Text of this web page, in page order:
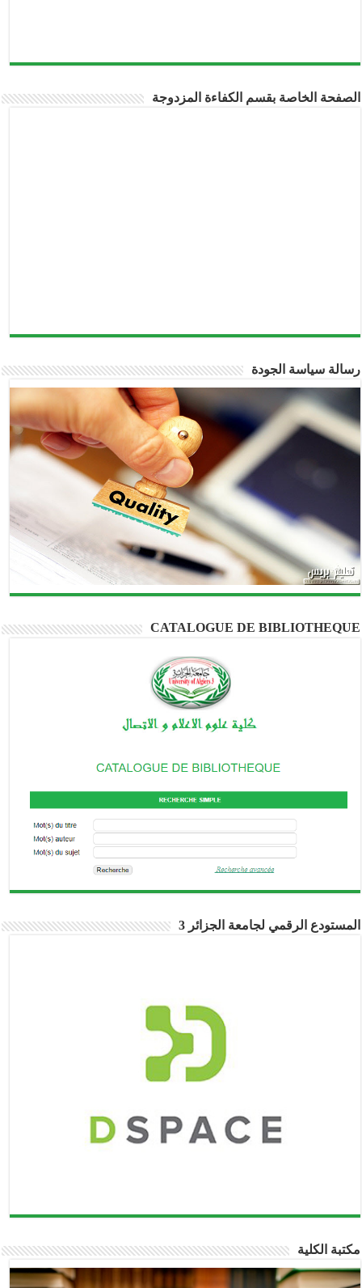
الصفحة الخاصة بقسم الكفاءة المزدوجة
رسالة سياسة الجودة
CATALOGUE DE BIBLIOTHEQUE
المستودع الرقمي لجامعة الجزائر 3
مكتبة الكلية